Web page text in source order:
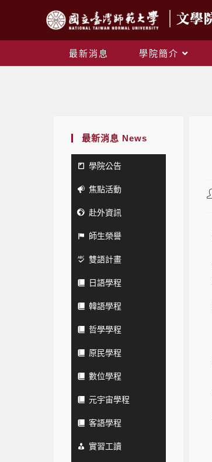
最新消息 學院簡介
最新消息 News
學院公告
焦點活動
赴外資訊
師生榮譽
雙語計畫
日語學程
韓語學程
哲學學程
原民學程
數位學程
元宇宙學程
客語學程
實習工讀